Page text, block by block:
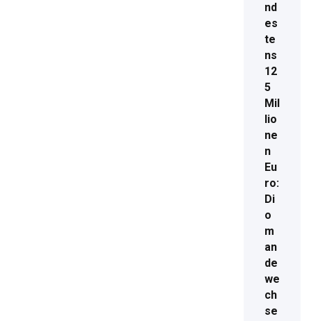
nd
es
te
ns
12
5
Mil
lio
ne
n
Eu
ro:
Di
o
m
an
de
we
ch
se